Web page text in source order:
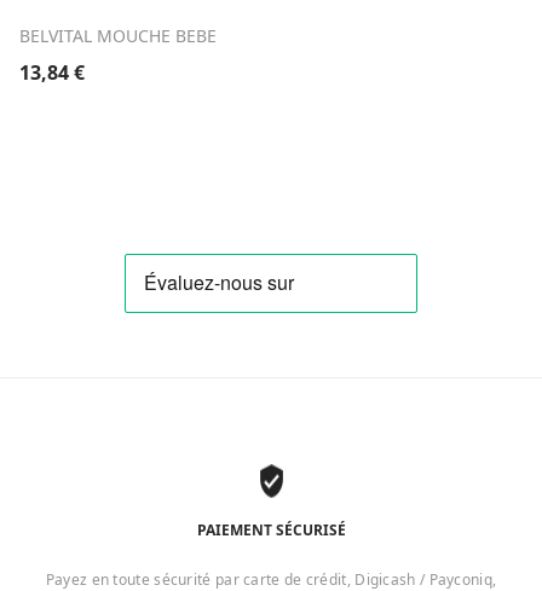
BELVITAL MOUCHE BEBE
13,84€
PAIEMENT SÉCURISÉ
Payez en toute sécurité par carte de crédit, Digicash / Payconiq,